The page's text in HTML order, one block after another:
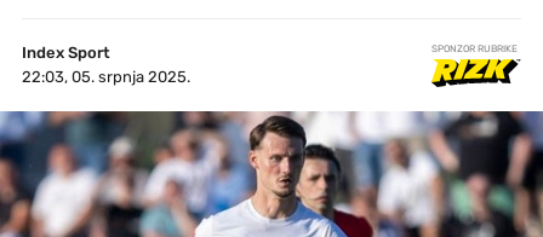
Index Sport
22:03, 05. srpnja 2025.
SPONZOR RUBRIKE